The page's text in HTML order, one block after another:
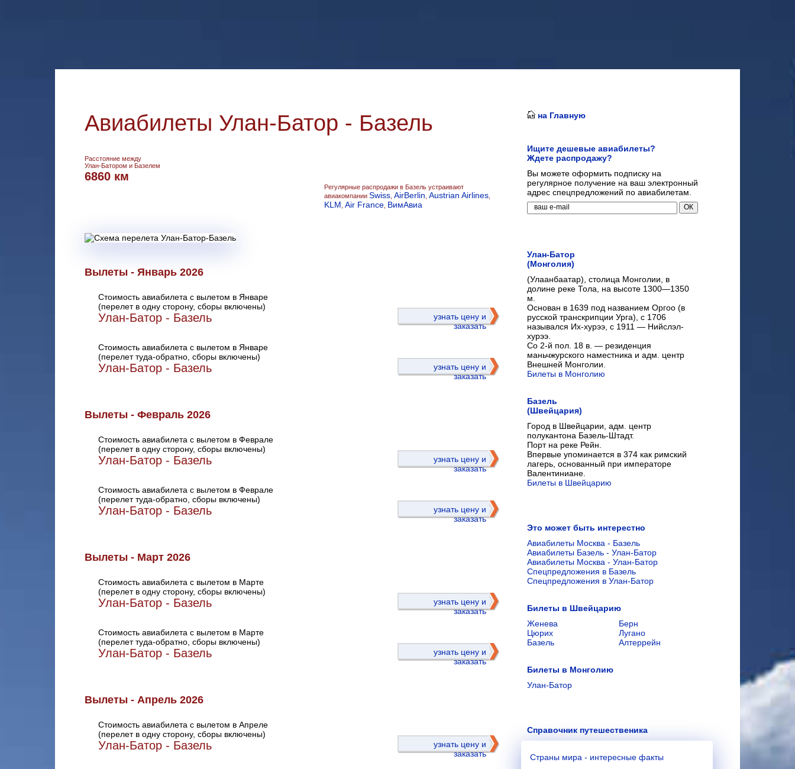
Авиабилеты Улан-Батор - Базель
Расстояние между
Улан-Батором и Базелем
6860 км
Регулярные распродажи в Базель устраивают
авиакомпании Swiss AirBerlin Austrian Airlines
KLM Air France ВимАвиа
Вылеты - Январь 2026
Стоимость авиабилета с вылетом в Январе
(перелет в одну сторону, сборы включены)
Улан-Батор - Базель
узнать цену и
заказать
Стоимость авиабилета с вылетом в Январе
(перелет туда-обратно, сборы включены)
Улан-Батор - Базель
узнать цену и
заказать
Вылеты - Февраль 2026
Стоимость авиабилета с вылетом в Феврале
(перелет в одну сторону, сборы включены)
Улан-Батор - Базель
узнать цену и
заказать
Стоимость авиабилета с вылетом в Феврале
(перелет туда-обратно, сборы включены)
Улан-Батор - Базель
узнать цену и
заказать
Вылеты - Март 2026
Стоимость авиабилета с вылетом в Марте
(перелет в одну сторону, сборы включены)
Улан-Батор - Базель
узнать цену и
заказать
Стоимость авиабилета с вылетом в Марте
(перелет туда-обратно, сборы включены)
Улан-Батор - Базель
узнать цену и
заказать
Вылеты - Апрель 2026
Стоимость авиабилета с вылетом в Апреле
(перелет в одну сторону, сборы включены)
Улан-Батор - Базель
узнать цену и
заказать
на Главную
Ищите дешевые авиабилеты?
Ждете распродажу?
Вы можете оформить подписку на
регулярное получение на ваш электронный
адрес спецпредложений по авиабилетам.
Улан-Батор
(Монголия)
(Улаанбаатар), столица Монголии, в
долине реке Тола, на высоте 1300—1350
м.
Основан в 1639 под названием Оргоо (в
русской транскрипции Урга), с 1706
назывался Их-хурээ, с 1911 — Нийслэл-
хурээ.
Со 2-й пол. 18 в. — резиденция
маньчжурского наместника и адм. центр
Внешней Монголии.
Билеты в Монголию
Базель
(Швейцария)
Город в Швейцарии, адм. центр
полукантона Базель-Штадт.
Порт на реке Рейн.
Впервые упоминается в 374 как римский
лагерь, основанный при императоре
Валентиниане.
Билеты в Швейцарию
Это может быть интерестно
Авиабилеты Москва - Базель
Авиабилеты Базель - Улан-Батор
Авиабилеты Москва - Улан-Батор
Спецпредложения в Базель
Спецпредложения в Улан-Батор
Билеты в Швейцарию
Женева
Цюрих
Базель
Берн
Лугано
Алтеррейн
Билеты в Монголию
Улан-Батор
Справочник путешественика
Страны мира - интересные факты